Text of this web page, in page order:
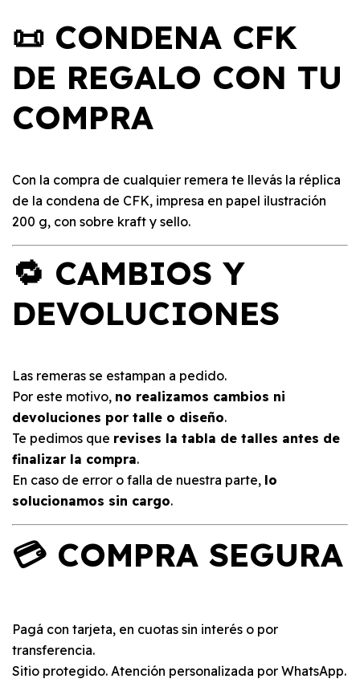
📜 CONDENA CFK
DE REGALO CON TU
COMPRA
Con la compra de cualquier remera te llevás la réplica
de la condena de CFK, impresa en papel ilustración
200 g, con sobre kraft y sello.
🔁 CAMBIOS Y
DEVOLUCIONES
Las remeras se estampan a pedido.
Por este motivo, no realizamos cambios ni
devoluciones por talle o diseño.
Te pedimos que revises la tabla de talles antes de
finalizar la compra.
En caso de error o falla de nuestra parte, lo
solucionamos sin cargo.
💳 COMPRA SEGURA
Pagá con tarjeta, en cuotas sin interés o por
transferencia.
Sitio protegido. Atención personalizada por WhatsApp.